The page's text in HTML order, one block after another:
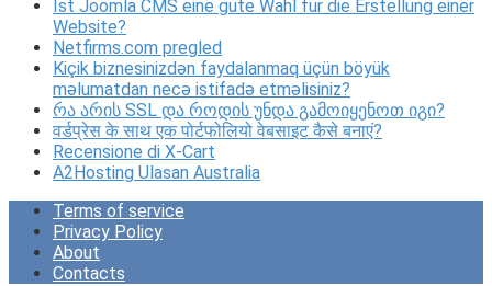
Ist Joomla CMS eine gute Wahl für die Erstellung einer
Website?
Netfirms.com pregled
Kiçik biznesinizdən faydalanmaq üçün böyük
məlumatdan necə istifadə etməlisiniz?
რა არის SSL და როდის უნდა გამოიყენოთ იგი?
वर्डप्रेस के साथ एक पोर्टफोलियो वेबसाइट कैसे बनाएं?
Recensione di X-Cart
A2Hosting Ulasan Australia
Terms of service
Privacy Policy
About
Contacts